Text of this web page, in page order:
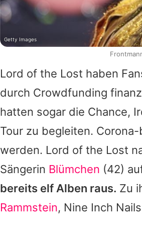
Lord of the Lost haben
durch Crowdfunding
hatten sogar die Chance,
Tour zu begleiten.
werden. Lord of the Lost
Sängerin Blümchen (42)
bereits elf Alben raus. Zu
Rammstein, Nine Inch Nails
Getty Images